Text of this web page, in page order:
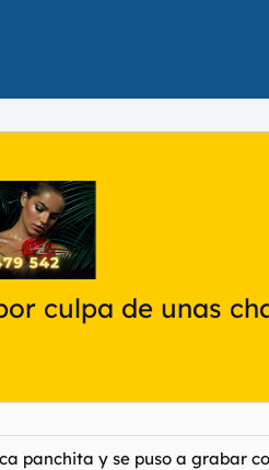
culpa de unas
panchita y se puso a grabar